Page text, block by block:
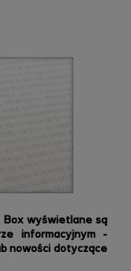
Box wyświetlane są
informacyjnym -
nowości dotyczące